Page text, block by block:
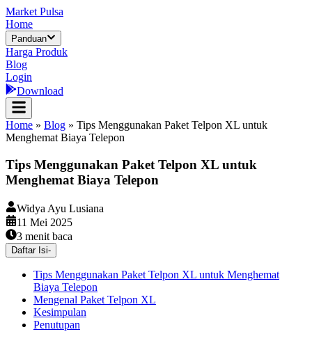
Market Pulsa
Home
Panduan
Harga Produk
Blog
Login
Download
Home » Blog » Tips Menggunakan Paket Telpon XL untuk
Menghemat Biaya Telepon
Tips Menggunakan Paket Telpon XL untuk
Menghemat Biaya Telepon
Widya Ayu Lusiana
11 Mei 2025
3 menit baca
Daftar Isi-
Tips Menggunakan Paket Telpon XL untuk Menghemat
Biaya Telepon
Mengenal Paket Telpon XL
Kesimpulan
Penutupan